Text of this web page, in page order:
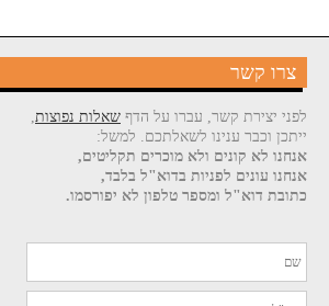
צרו קשר
לפני יצירת קשר, עברו על הדף שאלות נפוצות,
ייתכן וכבר ענינו לשאלתכם. למשל:
אנחנו לא קונים ולא מוכרים תקליטים,
אנחנו עונים לפניות בדוא"ל בלבד,
כתובת דוא"ל ומספר טלפון לא יפורסמו.